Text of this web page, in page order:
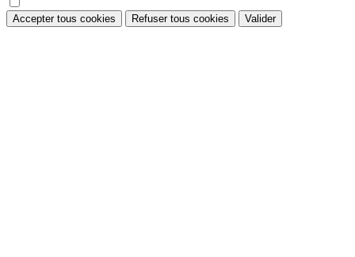
Accepter tous cookies Refuser tous cookies Valider